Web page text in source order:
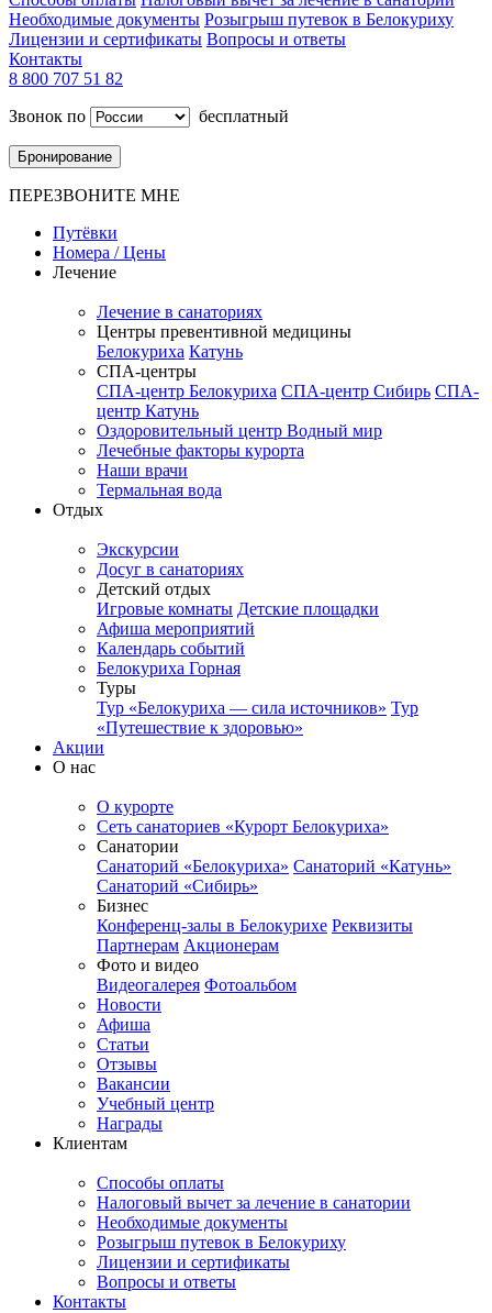
Необходимые документы Розыгрыш путевок в Белокуриху
Лицензии и сертификаты Вопросы и ответы
Контакты
8 800 707 51 82
Звонок по
бесплатный
Бронирование
ПЕРЕЗВОНИТЕ МНЕ
Путёвки
Номера / Цены
Лечение
Лечение в санаториях
Центры превентивной медицины
Белокуриха Катунь
СПА-центры
СПА-центр Белокуриха СПА-центр Сибирь СПА-
центр Катунь
Оздоровительный центр Водный мир
Лечебные факторы курорта
Наши врачи
Термальная вода
Отдых
Экскурсии
Досуг в санаториях
Детский отдых
Игровые комнаты Детские площадки
Афиша мероприятий
Календарь событий
Белокуриха Горная
Туры
Тур «Белокуриха — сила источников» Тур
«Путешествие к здоровью»
Акции
О нас
О курорте
Сеть санаториев «Курорт Белокуриха»
Санатории
Санаторий «Белокуриха» Санаторий «Катунь»
Санаторий «Сибирь»
Бизнес
Конференц-залы в Белокурихе Реквизиты
Партнерам Акционерам
Фото и видео
Видеогалерея Фотоальбом
Новости
Афиша
Статьи
Отзывы
Вакансии
Учебный центр
Награды
Клиентам
Способы оплаты
Налоговый вычет за лечение в санатории
Необходимые документы
Розыгрыш путевок в Белокуриху
Лицензии и сертификаты
Вопросы и ответы
Контакты